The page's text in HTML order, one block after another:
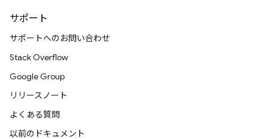
サポート
サポートへのお問い合わせ
Stack Overflow
Google Group
リリースノート
よくある質問
以前のドキュメント